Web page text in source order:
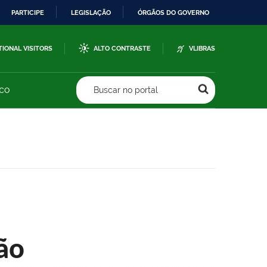
PARTICIPE LEGISLAÇÃO ÓRGÃOS DO GOVERNO
VISITORS ALTO CONTRASTE VLIBRAS
Buscar no portal